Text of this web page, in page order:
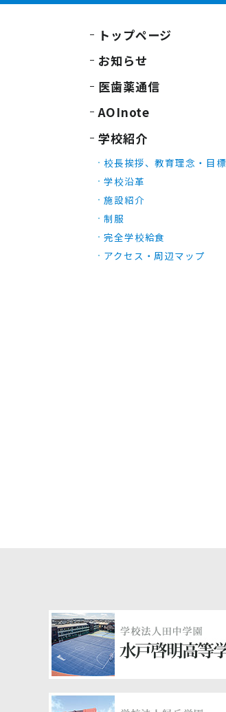
トップページ
お知らせ
医歯薬通信
AOInote
学校紹介
校長挨拶、教育理念・目標
学校沿革
施設紹介
制服
完全学校給食
アクセス・周辺マップ